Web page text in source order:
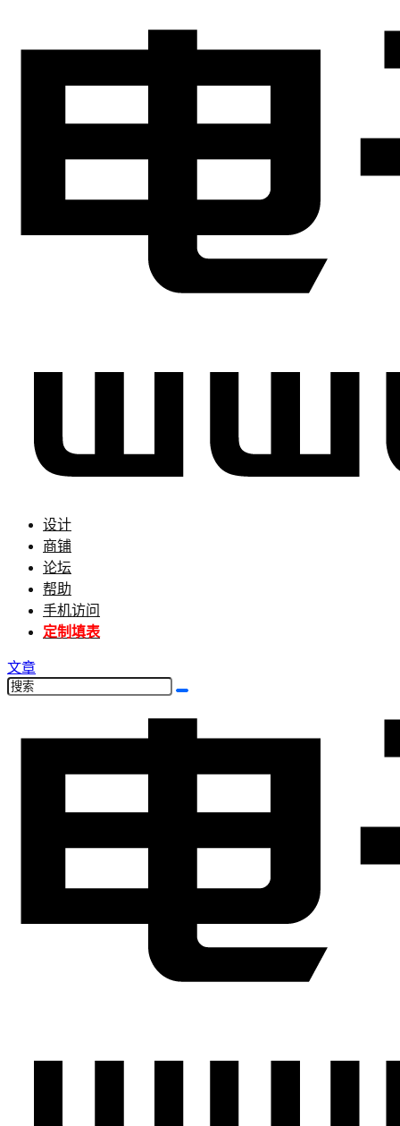
设计
商铺
论坛
帮助
手机访问
定制填表
文章